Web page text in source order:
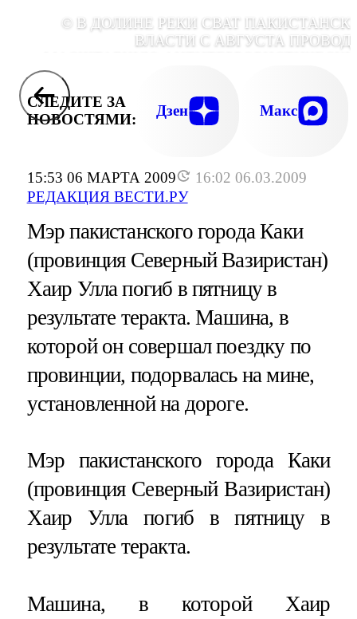
15:53 06 МАРТА 2009
16:02 06.03.2009
РЕДАКЦИЯ ВЕСТИ.РУ
© В ДОЛИНЕ РЕКИ СВАТ
ВЛАСТИ С АВГУСТА
СЛЕДИТЕ ЗА
НОВОСТЯМИ:
Дзен Макс
Мэр пакистанского города Каки
(провинция Северный Вазиристан)
Хаир Улла погиб в пятницу в
результате теракта. Машина, в
которой он совершал поездку по
провинции, подорвалась на мине,
установленной на дороге.
Мэр пакистанского города Каки
(провинция Северный Вазиристан)
Хаир Улла погиб в пятницу в
результате теракта.
Машина, в которой Хаир